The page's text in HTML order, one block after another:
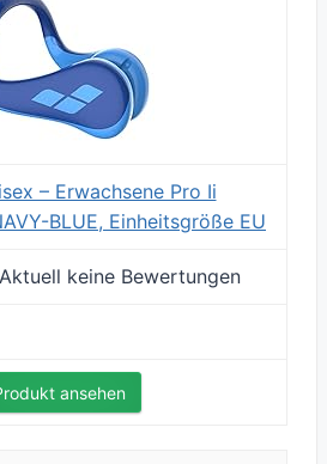
– Erwachsene Pro Ii
BLUE, Einheitsgröße EU
Aktuell keine Bewertungen
ansehen